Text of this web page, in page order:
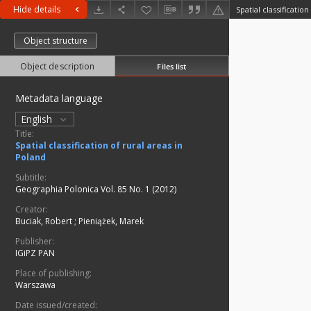
Hide details Spatial
Object structure
Object description Files list
Metadata language
English
Title:
Spatial classification of rural areas in
Poland
Subtitle:
Geographia Polonica Vol. 85 No. 1 (2012)
Creator:
Buciak, Robert ; Pieniążek, Marek
Publisher:
IGiPZ PAN
Place of publishing:
Warszawa
Date issued/created: